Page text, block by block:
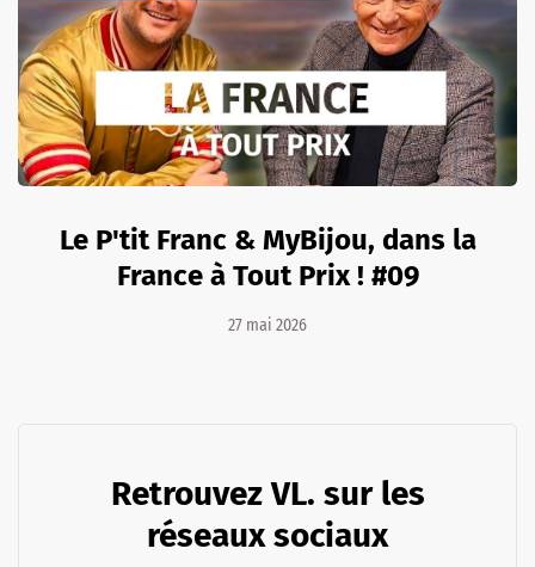
Le P'tit Franc & MyBijou, dans la
France à Tout Prix ! #09
27 mai 2026
Retrouvez VL. sur les
réseaux sociaux